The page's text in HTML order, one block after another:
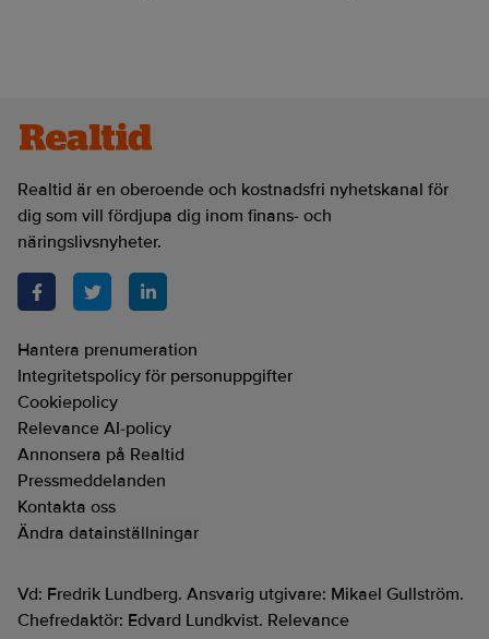
Realtid är en oberoende och kostnadsfri nyhetskanal för
dig som vill fördjupa dig inom finans- och
näringslivsnyheter.
Hantera prenumeration
Integritetspolicy för personuppgifter
Cookiepolicy
Relevance AI-policy
Annonsera på Realtid
Pressmeddelanden
Kontakta oss
Ändra datainställningar
Vd: Fredrik Lundberg. Ansvarig utgivare: Mikael Gullström.
Chefredaktör: Edvard Lundkvist. Relevance